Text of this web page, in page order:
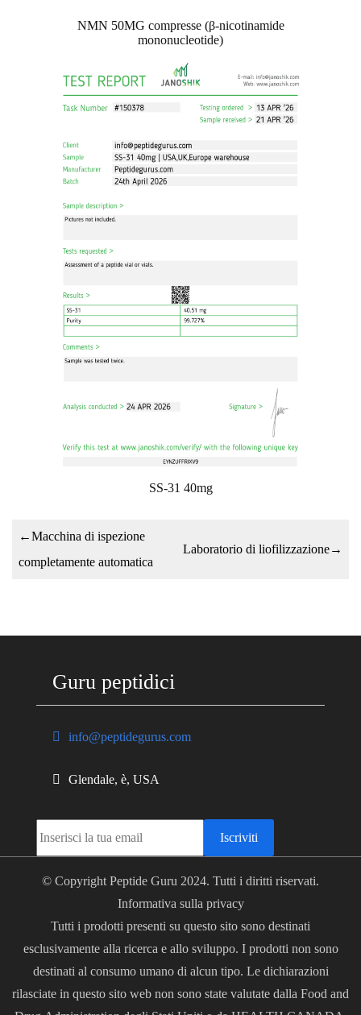
NMN 50MG compresse (β-nicotinamide
mononucleotide)
SS-31 40mg
←Macchina di ispezione
completamente automatica
Laboratorio di liofilizzazione→
Guru peptidici
info@peptidegurus.com
Glendale, è, USA
Iscriviti
© Copyright Peptide Guru 2024. Tutti i diritti riservati.
Informativa sulla privacy
Tutti i prodotti presenti su questo sito sono destinati
esclusivamente alla ricerca e allo sviluppo. I prodotti non sono
destinati al consumo umano di alcun tipo. Le dichiarazioni
rilasciate in questo sito web non sono state valutate dalla Food and